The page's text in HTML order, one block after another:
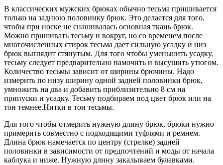
В классических мужских брюках обычно тесьма пришивается
только на заднюю половинку брюк. Это делается для того,
чтобы при носке не снашивалась основная ткань брюк.
Можно пришивать тесьму и вокруг, но со временем после
многочисленных стирок тесьма дает сильную усадку и низ
брюк выглядит стянутым. Для того чтобы уменьшить усадку,
тесьму следует предварительно намочить и высушить утюгом.
Количество тесьмы зависит от ширины брючины. Надо
измерить по низу ширину одной задней половинки брюк,
умножить на два и добавить приблизительно 8 см на
припуски и усадку. Тесьму подбираем под цвет брюк или на
тон темнее.Нитки в тон тесьмы.
Для того чтобы отмерить нужную длину брюк, брюки нужно
примерить совместно с подходящими туфлями и ремнем.
Длина брюк намечается по центру (стрелке) задней
половинки в зависимости от предпочтений и моды от начала
каблука и ниже. Нужную длину закалываем булавками.